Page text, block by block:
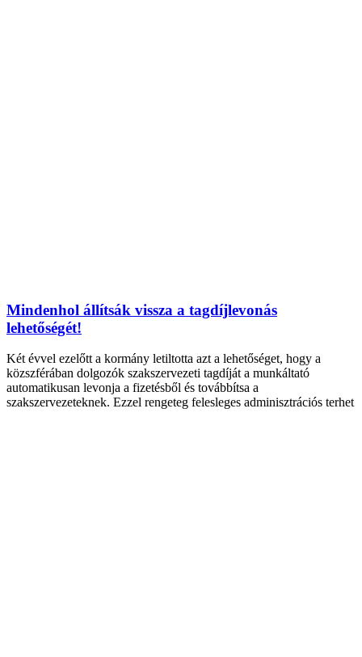
Mindenhol állítsák vissza a tagdíjlevonás
lehetőségét!
Két évvel ezelőtt a kormány letiltotta azt a lehetőséget, hogy a
közszférában dolgozók szakszervezeti tagdíját a munkáltató
automatikusan levonja a fizetésből és továbbítsa a
szakszervezeteknek. Ezzel rengeteg felesleges adminisztrációs terhet